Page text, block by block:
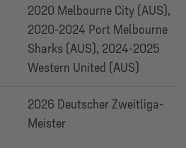
2020 Melbourne City (AUS),
2020-2024 Port Melbourne
Sharks (AUS), 2024-2025
Western United (AUS)
2026 Deutscher Zweitliga-
Meister